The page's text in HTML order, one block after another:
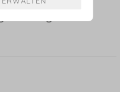
vergoldet